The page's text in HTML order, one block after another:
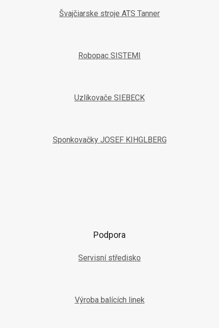
Švajčiarske stroje ATS Tanner
Robopac SISTEMI
Uzlíkovače SIEBECK
Sponkovačky JOSEF KIHGLBERG
Podpora
Servisní středisko
Výroba balících linek